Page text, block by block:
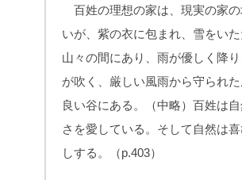
百姓の理想の家は、現実の家の
いが、紫の衣に包まれ、雪をい
山々の間にあり、雨が優しく降
が吹く、厳しい風雨から守られ
良い谷にある。（中略）百姓は
さを愛している。そして自然は
しする。（p.403）